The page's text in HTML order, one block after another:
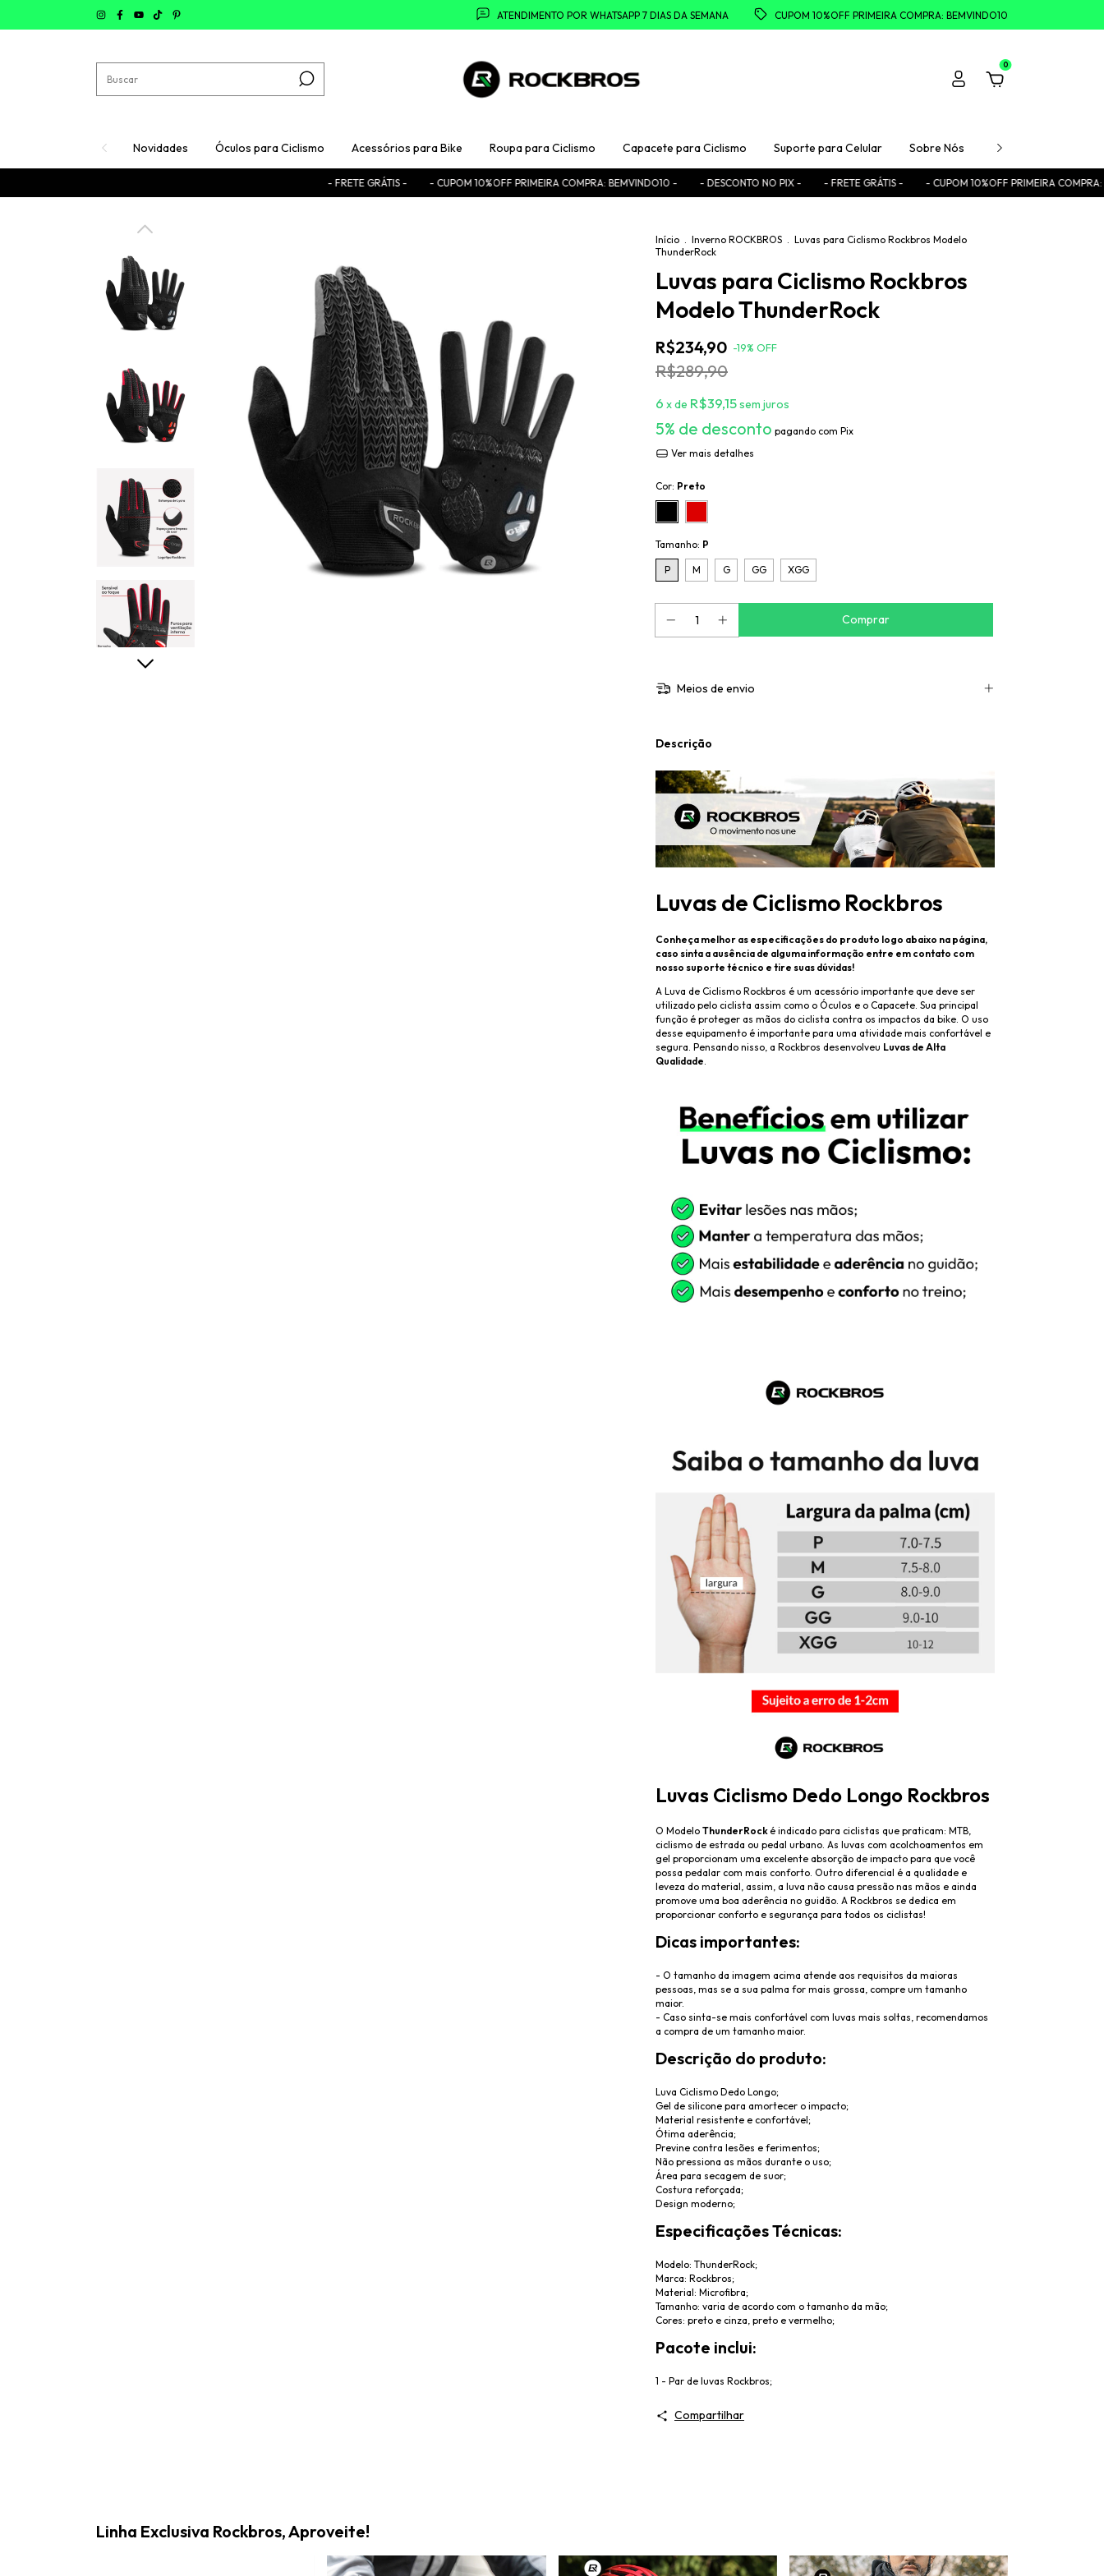
ATENDIMENTO POR WHATSAPP 7 DIAS DA SEMANA CUPOM 10%OFF PRIMEIRA COMPRA: BEMVINDO10
0
Novidades Óculos para Ciclismo Acessórios para Bike Roupa para Ciclismo Capacete para Ciclismo Suporte para Celular Sobre Nós Fale Conosco
- FRETE GRÁTIS - - CUPOM 10%OFF PRIMEIRA COMPRA: BEMVINDO10 - - DESCONTO NO PIX - - FRETE GRÁTIS - - CUPOM 10%OFF PRIMEIRA COMPRA: BEMVINDO10 -
Início . Inverno ROCKBROS . Luvas para Ciclismo Rockbros Modelo
ThunderRock
Luvas para Ciclismo Rockbros
Modelo ThunderRock
R$234,90 -19% OFF
R$289,90
6 x de R$39,15sem juros
5% de desconto pagando com Pix
Ver mais detalhes
Cor: Preto
Tamanho: P
P M G GG XGG
Meios de envio
Descrição
Luvas de Ciclismo Rockbros
Conheça melhor as especificações do produto logo abaixo na página,
caso sinta a ausência de alguma informação entre em contato com
nosso suporte técnico e tire suas dúvidas!
A Luva de Ciclismo Rockbros é um acessório importante que deve ser
utilizado pelo ciclista assim como o Óculos e o Capacete. Sua principal
função é proteger as mãos do ciclista contra os impactos da bike. O uso
desse equipamento é importante para uma atividade mais confortável e
segura. Pensando nisso, a Rockbros desenvolveu Luvas de Alta
Qualidade.
Luvas Ciclismo Dedo Longo Rockbros
O Modelo ThunderRock é indicado para ciclistas que praticam: MTB,
ciclismo de estrada ou pedal urbano. As luvas com acolchoamentos em
gel proporcionam uma excelente absorção de impacto para que você
possa pedalar com mais conforto. Outro diferencial é a qualidade e
leveza do material, assim, a luva não causa pressão nas mãos e ainda
promove uma boa aderência no guidão. A Rockbros se dedica em
proporcionar conforto e segurança para todos os ciclistas!
Dicas importantes:
- O tamanho da imagem acima atende aos requisitos da maioras
pessoas, mas se a sua palma for mais grossa, compre um tamanho
maior.
- Caso sinta-se mais confortável com luvas mais soltas, recomendamos
a compra de um tamanho maior.
Descrição do produto:
Luva Ciclismo Dedo Longo;
Gel de silicone para amortecer o impacto;
Material resistente e confortável;
Ótima aderência;
Previne contra lesões e ferimentos;
Não pressiona as mãos durante o uso;
Área para secagem de suor;
Costura reforçada;
Design moderno;
Especificações Técnicas:
Modelo: ThunderRock;
Marca: Rockbros;
Material: Microfibra;
Tamanho: varia de acordo com o tamanho da mão;
Cores: preto e cinza, preto e vermelho;
Pacote inclui:
1 - Par de luvas Rockbros;
Compartilhar
Linha Exclusiva Rockbros, Aproveite!